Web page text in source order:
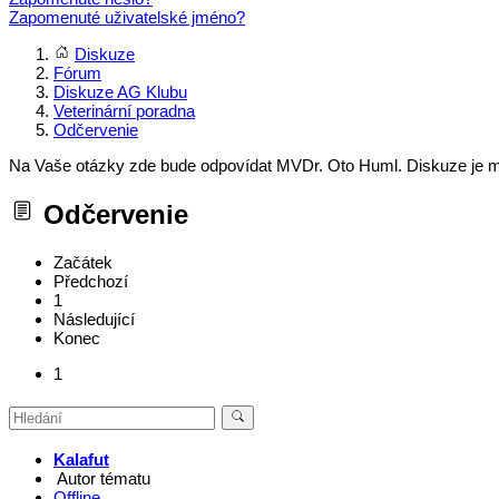
Zapomenuté uživatelské jméno?
Diskuze
Fórum
Diskuze AG Klubu
Veterinární poradna
Odčervenie
Na Vaše otázky zde bude odpovídat MVDr. Oto Huml. Diskuze je
Odčervenie
Začátek
Předchozí
1
Následující
Konec
1
Kalafut
Autor tématu